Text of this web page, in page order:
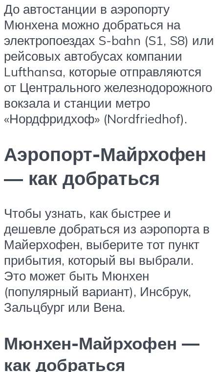
До автостанции в аэропорту
Мюнхена можно добраться на
электропоездах S-bahn (S1, S8) или
рейсовых автобусах компании
Lufthansa, которые отправляются
от Центрального железнодорожного
вокзала и станции метро
«Нордфридхоф» (Nordfriedhof).
Аэропорт-Майрхофен
— как добраться
Чтобы узнать, как быстрее и
дешевле добраться из аэропорта в
Майерхофен, выберите тот пункт
прибытия, который вы выбрали.
Это может быть Мюнхен
(популярный вариант), Инсбрук,
Зальцбург или Вена.
Мюнхен-Майрхофен —
как добраться